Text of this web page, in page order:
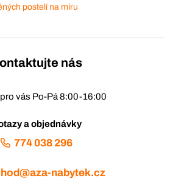
postelí na míru
nás
vás Po-Pá 8:00-16:00
a objednávky
774 038 296
nabytek.cz